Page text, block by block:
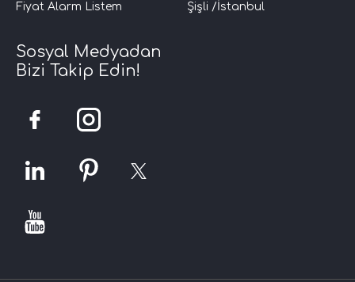
Fiyat Alarm Listem
Şişli /İstanbul
Sosyal Medyadan
Bizi Takip Edin!